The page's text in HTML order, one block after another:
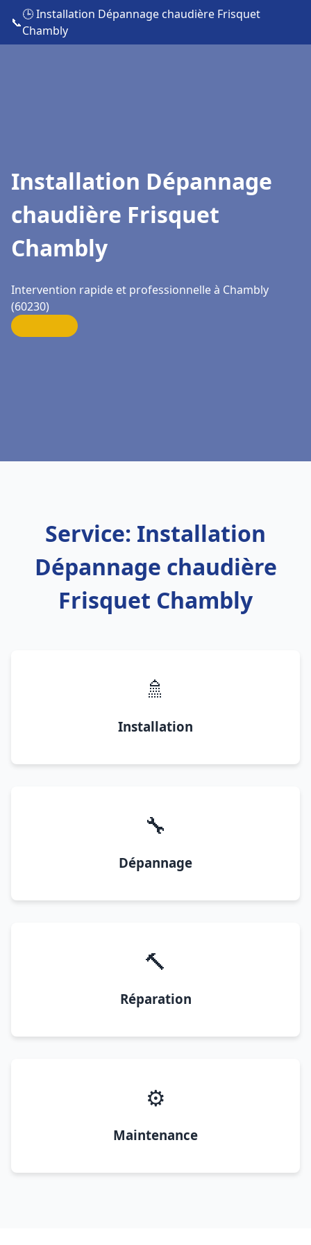
📞
🕒 Installation Dépannage chaudière Frisquet
Chambly
Installation Dépannage
chaudière Frisquet
Chambly
Intervention rapide et professionnelle à Chambly
(60230)
Service: Installation
Dépannage chaudière
Frisquet Chambly
🚿
Installation
🔧
Dépannage
🔨
Réparation
⚙️
Maintenance